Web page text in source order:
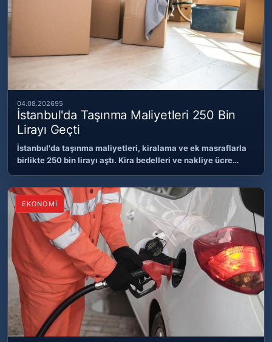
04.08.202695
İstanbul'da Taşınma Maliyetleri 250 Bin
Lirayı Geçti
İstanbul'da taşınma maliyetleri, kiralama ve ek masraflarla
birlikte 250 bin lirayı aştı. Kira bedelleri ve nakliye ücre…
EKONOMİ